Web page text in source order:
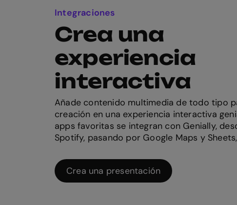
Integraciones
Crea una
experiencia
interactiva
Añade contenido multimedia de todo tipo
creación en una experiencia interactiva
apps favoritas se integran con Genially,
Spotify, pasando por Google Maps y
Crea una presentación